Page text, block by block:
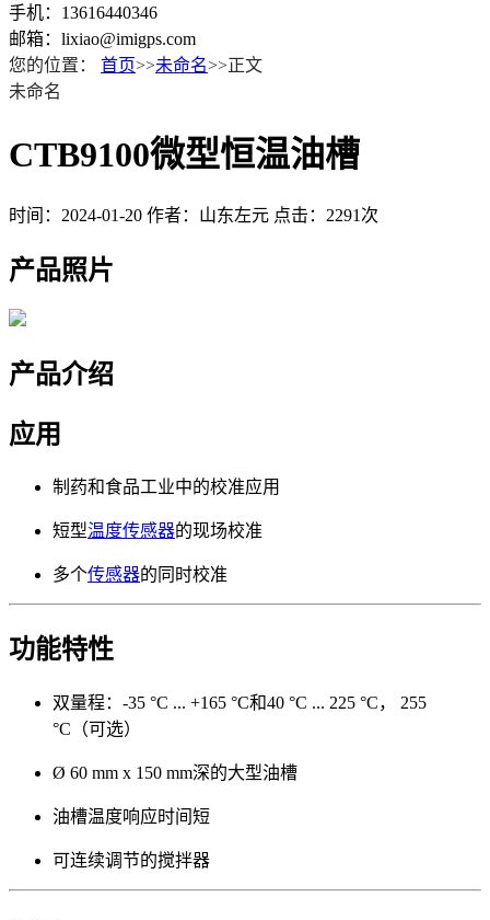
手机：13616440346
邮箱：lixiao@imigps.com
您的位置：
首页>>未命名>>正文
未命名
CTB9100微型恒温油槽
时间：2024-01-20 作者：山东左元 点击：2291次
产品照片
产品介绍
应用
制药和食品工业中的校准应用
短型温度传感器的现场校准
多个传感器的同时校准
功能特性
双量程：-35 °C ... +165 °C和40 °C ... 225 °C， 255
°C（可选）
Ø 60 mm x 150 mm深的大型油槽
油槽温度响应时间短
可连续调节的搅拌器